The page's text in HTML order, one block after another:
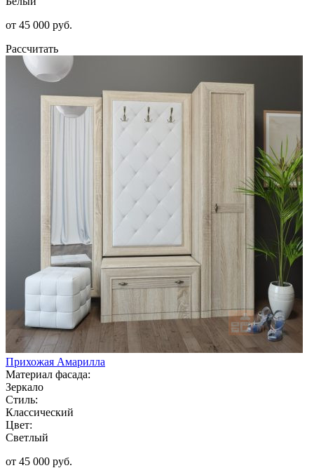
от 45 000 руб.
Рассчитать
Прихожая Амарилла
Материал фасада:
Зеркало
Стиль:
Классический
Цвет:
Светлый
от 45 000 руб.